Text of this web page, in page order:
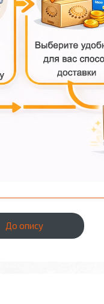
До опису